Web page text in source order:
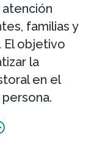
familias y
El objetivo
la
en el